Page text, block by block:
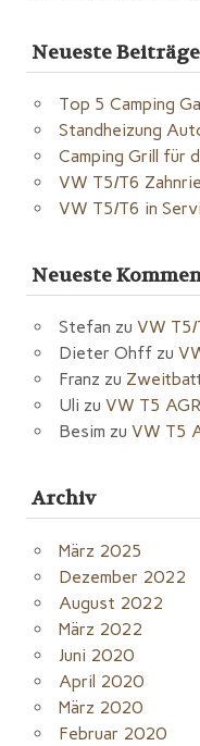
Neueste Beiträge
Top 5 Camping
Standheizung
Camping Grill für
VW T5/T6
VW T5/T6 in
Neueste
Stefan zu VW T5/
Dieter Ohff zu
Franz zu
Uli zu VW T5
Besim zu VW T5
Archiv
März 2025
Dezember 2022
August 2022
März 2022
Juni 2020
April 2020
März 2020
Februar 2020